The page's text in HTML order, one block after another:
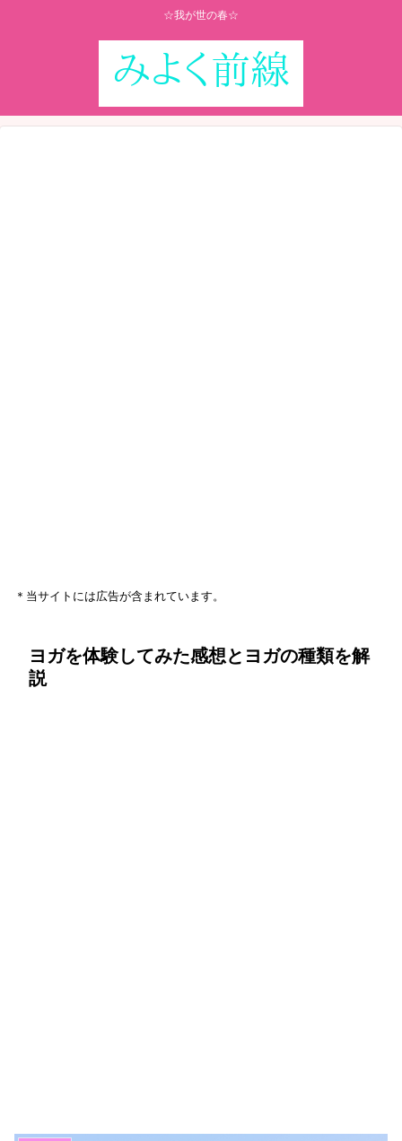
☆我が世の春☆
＊当サイトには広告が含まれています。
ヨガを体験してみた感想とヨガの種類を解
説